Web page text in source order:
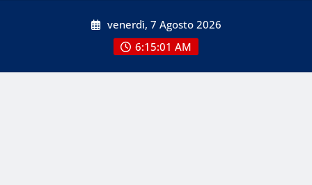
venerdì, 7 Agosto 2026
6:15:01 AM